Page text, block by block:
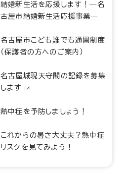
結婚新生活を応援します！―名
古屋市結婚新生活応援事業―
名古屋市こども誰でも通園制度
（保護者の方へのご案内）
名古屋城現天守閣の記録を募集
します
熱中症を予防しましょう！
これからの暑さ大丈夫？熱中症
リスクを見てみよう！